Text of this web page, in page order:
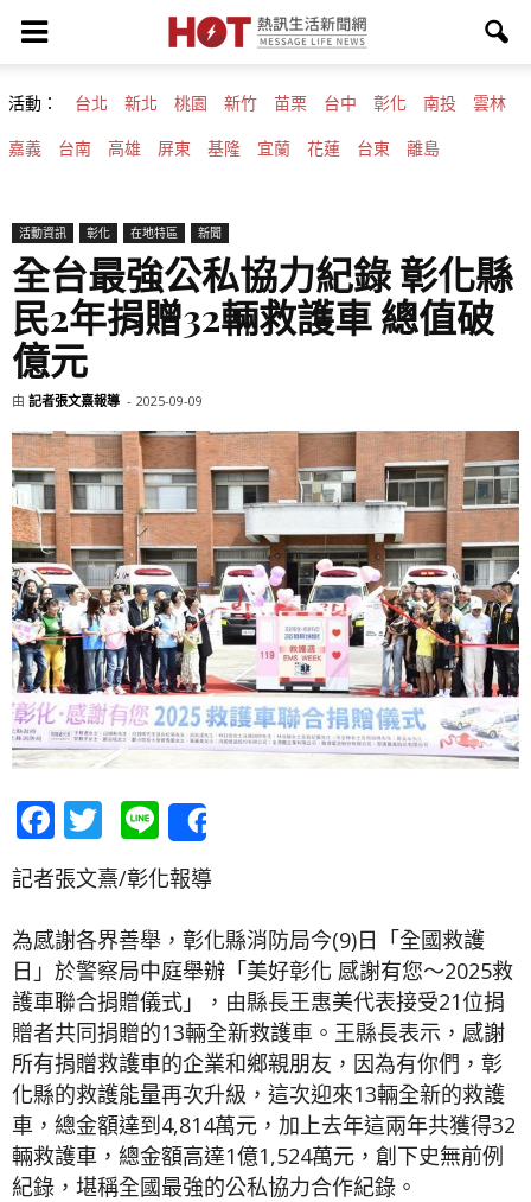
活動： 台北 新北 桃園 新竹 苗栗 台中 彰化 南投 雲林
嘉義 台南 高雄 屏東 基隆 宜蘭 花蓮 台東 離島
活動資訊 彰化 在地特區 新聞
全台最強公私協力紀錄 彰化縣
民2年捐贈32輛救護車 總值破
億元
由 記者張文熹報導 - 2025-09-09
Facebook
Twitter
Line
記者張文熹/彰化報導
為感謝各界善舉，彰化縣消防局今(9)日「全國救護
日」於警察局中庭舉辦「美好彰化 感謝有您～2025救
護車聯合捐贈儀式」，由縣長王惠美代表接受21位捐
贈者共同捐贈的13輛全新救護車。王縣長表示，感謝
所有捐贈救護車的企業和鄉親朋友，因為有你們，彰
化縣的救護能量再次升級，這次迎來13輛全新的救護
車，總金額達到4,814萬元，加上去年這兩年共獲得32
輛救護車，總金額高達1億1,524萬元，創下史無前例
紀錄，堪稱全國最強的公私協力合作紀錄。